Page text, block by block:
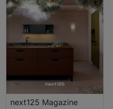
next125 Magazine